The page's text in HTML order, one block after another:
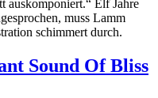
auskomponiert.“ Elf Jahre
muss Lamm
schimmert durch.
Sound Of Bliss